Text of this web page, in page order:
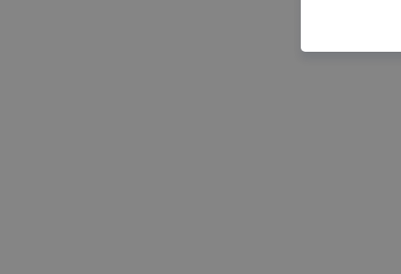
használja
látogatja,
Minden
legtöbb
ezek
célja